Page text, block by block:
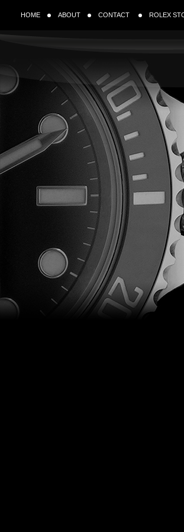
HOME ABOUT CONTACT ROLEX